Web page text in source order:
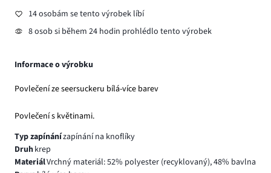
14 osobám se tento výrobek líbí
8 osob si během 24 hodin prohlédlo tento výrobek
Informace o výrobku
Povlečení ze seersuckeru bílá-více barev
Povlečení s květinami.
Typ zapínánízapínání na knoflíky
Druhkrep
MateriálVrchný materiál: 52% polyester (recyklovaný), 48% bavlna